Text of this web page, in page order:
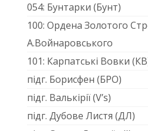
054: Бунтарки (Бунт)
100: Ордена Золотого
А.Войнаровського
101: Карпатські Вовки
підг. Борисфен (БРО)
підг. Валькірії (V’s)
підг. Дубове Листя (ДЛ)